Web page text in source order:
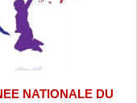
NATIONALE DU